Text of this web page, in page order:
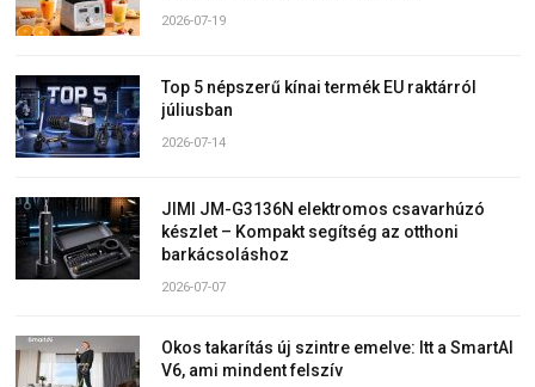
2026-07-19
Top 5 népszerű kínai termék EU raktárról
júliusban
2026-07-14
JIMI JM-G3136N elektromos csavarhúzó
készlet – Kompakt segítség az otthoni
barkácsoláshoz
2026-07-07
Okos takarítás új szintre emelve: Itt a SmartAI
V6, ami mindent felszív